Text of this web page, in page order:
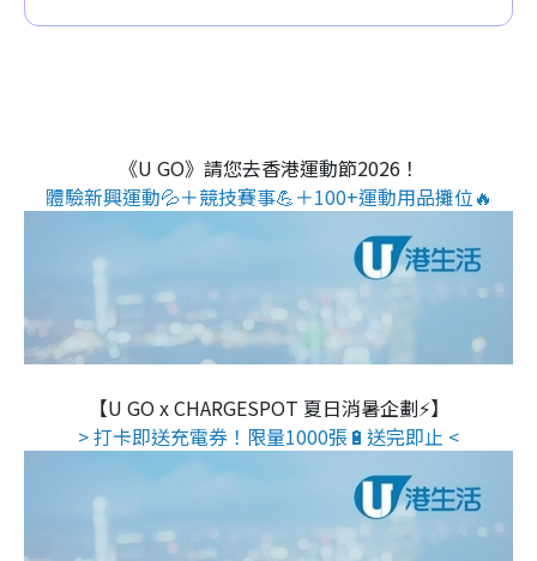
《U GO》請您去香港運動節2026！
體驗新興運動💦＋競技賽事💪＋100+運動用品攤位🔥
【U GO x CHARGESPOT 夏日消暑企劃⚡】
> 打卡即送充電券！限量1000張🔋送完即止 <